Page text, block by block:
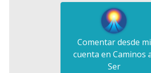
Comentar desde mi
cuenta en Caminos
Ser